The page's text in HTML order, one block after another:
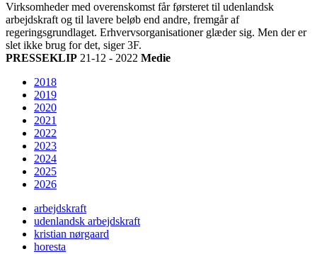
Virksomheder med overenskomst får førsteret til udenlandsk
arbejdskraft og til lavere beløb end andre, fremgår af
regeringsgrundlaget. Erhvervsorganisationer glæder sig. Men der er
slet ikke brug for det, siger 3F.
PRESSEKLIP 21-12 - 2022 Medie
2018
2019
2020
2021
2022
2023
2024
2025
2026
arbejdskraft
udenlandsk arbejdskraft
kristian nørgaard
horesta